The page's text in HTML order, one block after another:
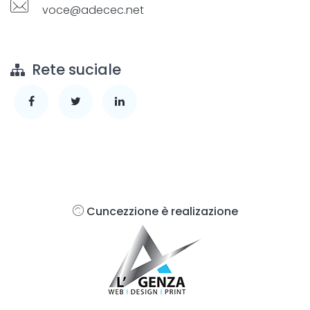
voce@adecec.net
Rete suciale
Cuncezzione è realizazione